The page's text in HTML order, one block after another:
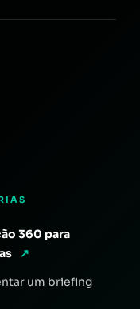
360 para
↗
um briefing